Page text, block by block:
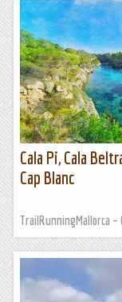
Cala Pi, Cala
Cap Blanc
TrailRunningMallorca –